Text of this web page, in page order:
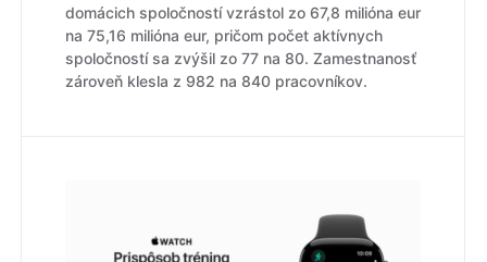
domácich spoločností vzrástol zo 67,8 milióna eur
na 75,16 milióna eur, pričom počet aktívnych
spoločností sa zvýšil zo 77 na 80. Zamestnanosť
zároveň klesla z 982 na 840 pracovníkov.